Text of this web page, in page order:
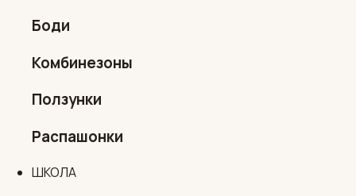
Боди
Комбинезоны
Ползунки
Распашонки
ШКОЛА